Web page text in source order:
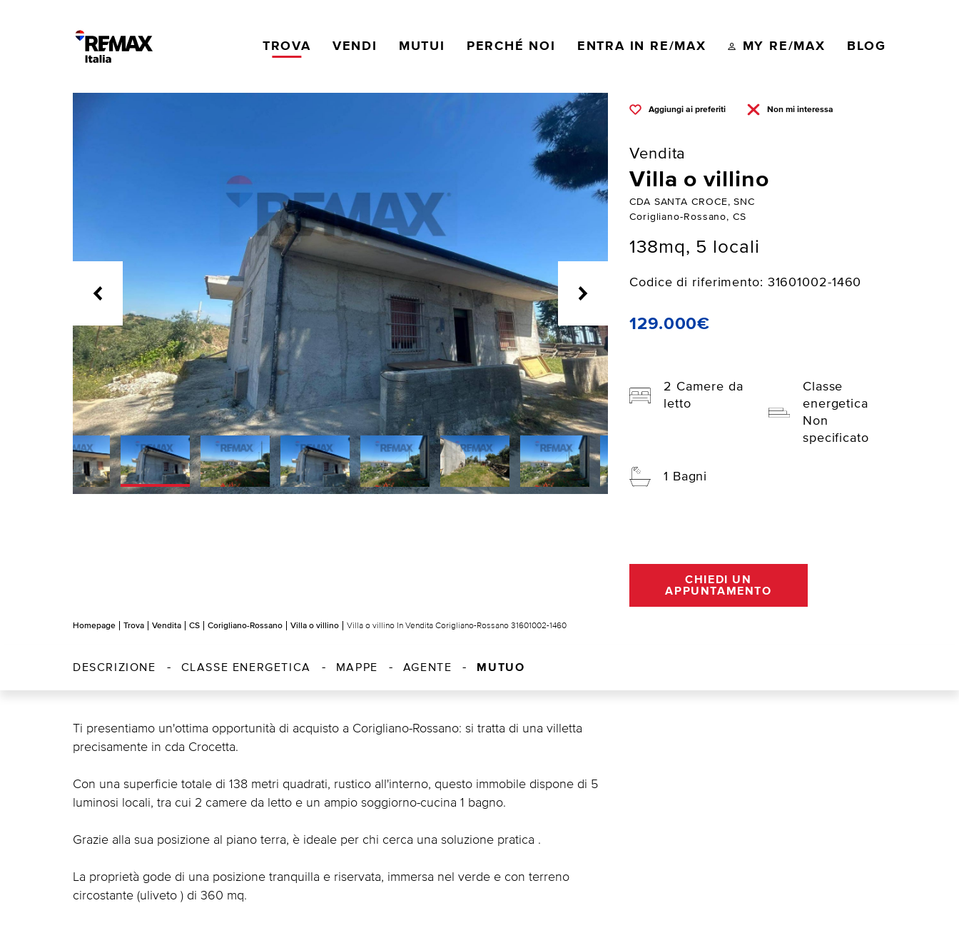
TROVA VENDI MUTUI PERCHÉ NOI ENTRA IN RE/MAX MY RE/MAX BLOG
Aggiungi ai preferiti Non mi interessa
Vendita
Villa o villino
CDA SANTA CROCE, SNC
Corigliano-Rossano, CS
138mq, 5 locali
Codice di riferimento: 31601002-1460
129.000€
2 Camere da
letto
Classe
energetica
Non
specificato
1 Bagni
CHIEDI UN
APPUNTAMENTO
Homepage Trova Vendita CS Corigliano-Rossano Villa o villino Villa o villino In Vendita Corigliano-Rossano 31601002-1460
DESCRIZIONE CLASSE ENERGETICA MAPPE AGENTE MUTUO
Ti presentiamo un'ottima opportunità di acquisto a Corigliano-Rossano: si tratta di una villetta
precisamente in cda Crocetta.
Con una superficie totale di 138 metri quadrati, rustico all'interno, questo immobile dispone di 5
luminosi locali, tra cui 2 camere da letto e un ampio soggiorno-cucina 1 bagno.
Grazie alla sua posizione al piano terra, è ideale per chi cerca una soluzione pratica .
La proprietà gode di una posizione tranquilla e riservata, immersa nel verde e con terreno
circostante (uliveto ) di 360 mq.